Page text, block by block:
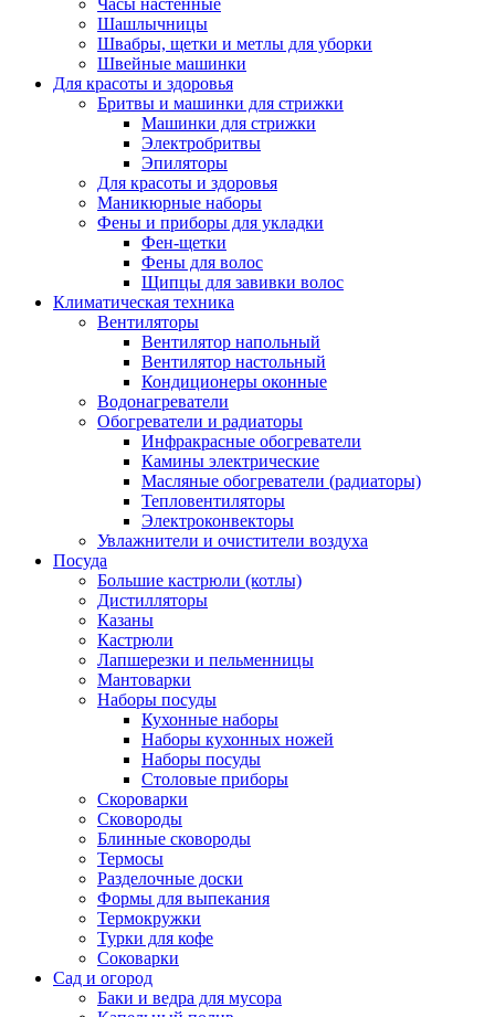
Часы настенные
Шашлычницы
Швабры, щетки и метлы для уборки
Швейные машинки
Для красоты и здоровья
Бритвы и машинки для стрижки
Машинки для стрижки
Электробритвы
Эпиляторы
Для красоты и здоровья
Маникюрные наборы
Фены и приборы для укладки
Фен-щетки
Фены для волос
Щипцы для завивки волос
Климатическая техника
Вентиляторы
Вентилятор напольный
Вентилятор настольный
Кондиционеры оконные
Водонагреватели
Обогреватели и радиаторы
Инфракрасные обогреватели
Камины электрические
Масляные обогреватели (радиаторы)
Тепловентиляторы
Электроконвекторы
Увлажнители и очистители воздуха
Посуда
Большие кастрюли (котлы)
Дистилляторы
Казаны
Кастрюли
Лапшерезки и пельменницы
Мантоварки
Наборы посуды
Кухонные наборы
Наборы кухонных ножей
Наборы посуды
Столовые приборы
Скороварки
Сковороды
Блинные сковороды
Термосы
Разделочные доски
Формы для выпекания
Термокружки
Турки для кофе
Соковарки
Сад и огород
Баки и ведра для мусора